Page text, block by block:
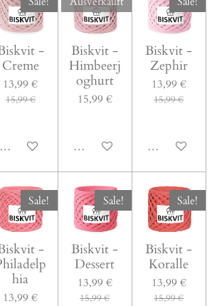
-
Creme
13,99 €
15,99 €
In den Warenkorb
Biskvit -
Himbeerj
oghurt
15,99 €
Bei Verfügbarkeit
Biskvit -
Zephir
13,99 €
15,99 €
In den
Sale!
-
hia
13,99 €
Sale!
Biskvit -
Dessert
13,99 €
15,99 €
Sale!
Biskvit -
Koralle
13,99 €
15,99 €